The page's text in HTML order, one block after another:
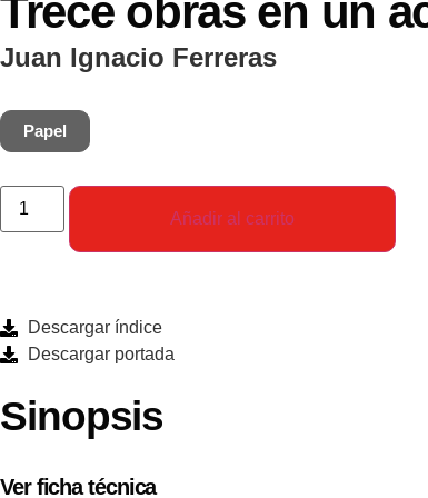
Trece obras en un
Juan Ignacio Ferreras
Papel
Añadir al carrito
Descargar índice
Descargar portada
Sinopsis
Ver ficha técnica